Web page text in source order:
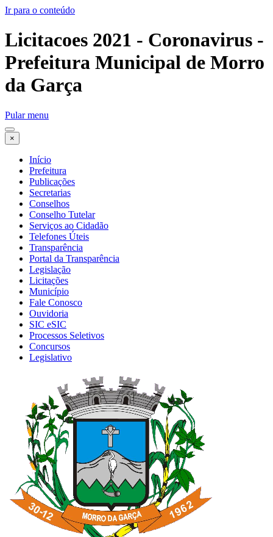
Ir para o conteúdo
Licitacoes 2021 - Coronavirus -
Prefeitura Municipal de Morro
da Garça
Pular menu
×
Início
Prefeitura
Publicações
Secretarias
Conselhos
Conselho Tutelar
Serviços ao Cidadão
Telefones Úteis
Transparência
Portal da Transparência
Legislação
Licitações
Município
Fale Conosco
Ouvidoria
SIC eSIC
Processos Seletivos
Concursos
Legislativo